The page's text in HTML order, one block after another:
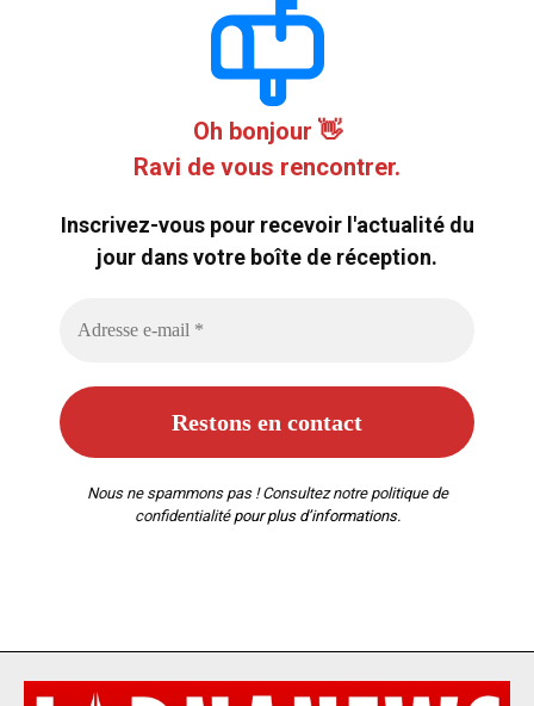
Oh bonjour 👋
Ravi de vous rencontrer.
Inscrivez-vous pour recevoir l'actualité du
jour dans votre boîte de réception.
Nous ne spammons pas ! Consultez notre politique de
confidentialitépour plus d’informations.